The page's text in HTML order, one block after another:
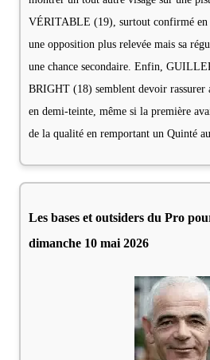
VÉRITABLE (19), surtout confirmé en
une opposition plus relevée mais sa
une chance secondaire. Enfin,
BRIGHT (18) semblent devoir rassurer
en demi-teinte, même si la première
de la qualité en remportant un Quinté
Les bases et outsiders du Pro
dimanche 10 mai 2026